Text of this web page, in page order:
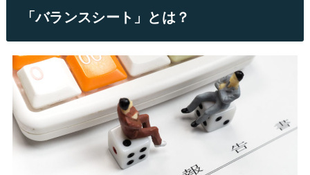
「バランスシート」とは？